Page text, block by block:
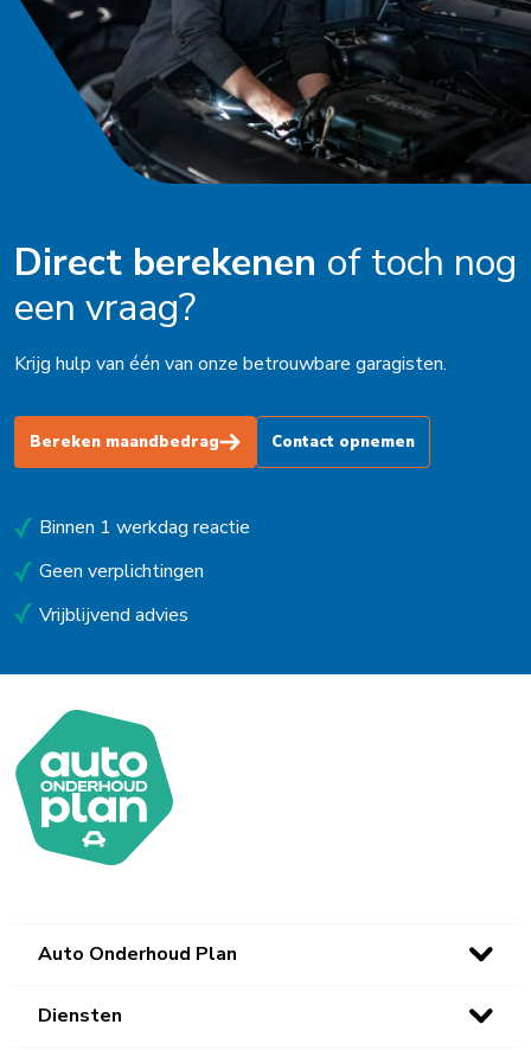
Nieuwstadt
Noardburgum
Ophemert
Peize
Purmerend
Roden
Schagen
Schijndel
Schoorl
Soest
Steenbergen
Uitgeest
Uithoorn
Venlo
Waalwijk
Direct berekenen of toch nog
een vraag?
Krijg hulp van één van onze betrouwbare garagisten.
Bereken maandbedrag Contact opnemen
Binnen 1 werkdag reactie
Geen verplichtingen
Vrijblijvend advies
Auto Onderhoud Plan
Diensten